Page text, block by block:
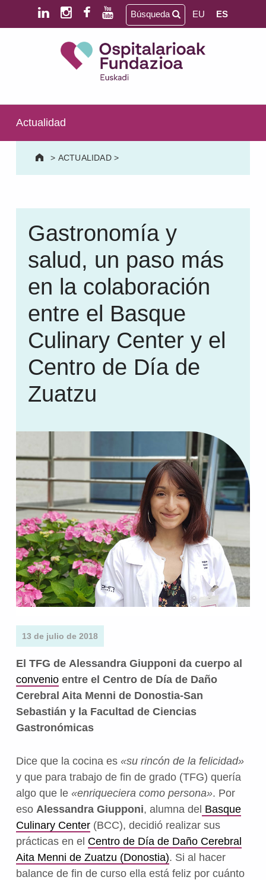
Saltar al contenido principal
Saltar al pie de página
SALUD MENTAL | DISCAPACIDAD INTELECTUAL | NEURORREHABILITACIÓN Y DAÑO CEREBRAL | PERSONA MAYOR
Búsqueda EU ES
Actualidad
> ACTUALIDAD>
Gastronomía y
salud, un paso más
en la colaboración
entre el Basque
Culinary Center y el
Centro de Día de
Zuatzu
13 de julio de 2018
El TFG de Alessandra Giupponi da cuerpo al
convenioentre el Centro de Día de Daño
Cerebral Aita Menni de Donostia-San
Sebastián y la Facultad de Ciencias
Gastronómicas
Dice que la cocina es«su rincón de la felicidad»
y que para trabajo de fin de grado (TFG) quería
algo que le «enriqueciera como persona». Por
eso Alessandra Giupponi, alumna del Basque
Culinary Center(BCC), decidió realizar sus
prácticas en el Centro de Día de Daño Cerebral
Aita Menni de Zuatzu (Donostia). Si al hacer
balance de fin de curso ella está feliz por cuánto